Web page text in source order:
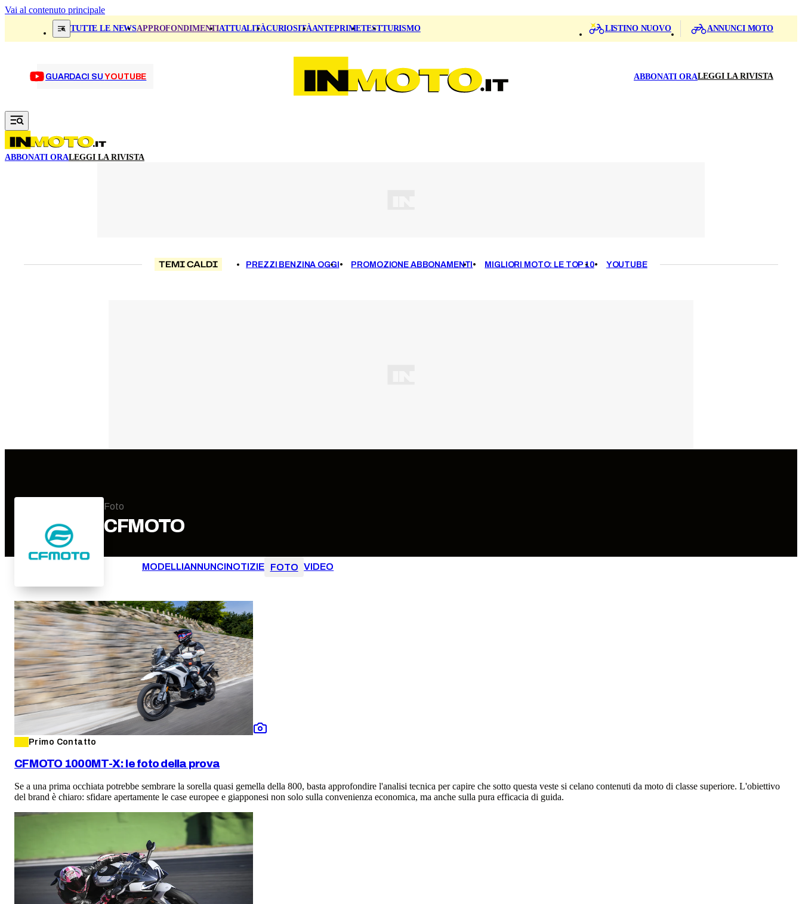
Vai al contenuto principale
TUTTE LE NEWSAPPROFONDIMENTIATTUALITÀCURIOSITÀANTEPRIMETESTTURISMO LISTINO NUOVO ANNUNCI MOTO
GUARDACI SUYOUTUBE ABBONATI ORALEGGI LA RIVISTA
ABBONATI ORALEGGI LA RIVISTA
TEMI CALDI PREZZI BENZINA OGGI PROMOZIONE ABBONAMENTI MIGLIORI MOTO: LE TOP 10 YOUTUBE
Foto
CFMOTO
MODELLIANNUNCINOTIZIE FOTO VIDEO
Primo Contatto
CFMOTO 1000MT-X: le foto della prova
Se a una prima occhiata potrebbe sembrare la sorella quasi gemella della 800, basta approfondire l'analisi tecnica per capire che sotto questa veste si celano contenuti da moto di classe superiore. L'obiettivo
del brand è chiaro: sfidare apertamente le case europee e giapponesi non solo sulla convenienza economica, ma anche sulla pura efficacia di guida.